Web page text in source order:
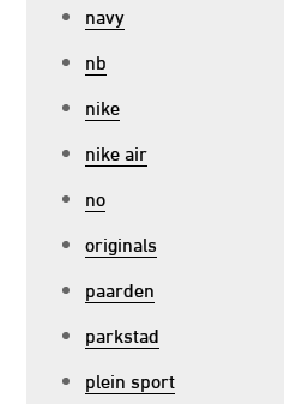
navy
nb
nike
nike air
no
originals
paarden
parkstad
plein sport